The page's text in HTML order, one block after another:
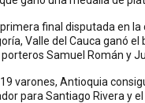
final disputada en
Valle del Cauca ganó
Samuel Román y
varones, Antioquia
para Santiago Rivera y